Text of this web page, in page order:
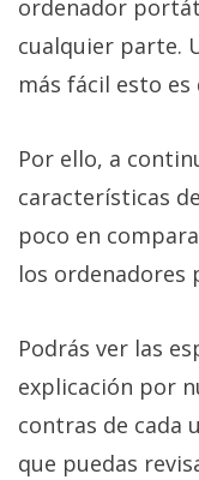
ordenador
cualquier parte.
más fácil esto es
Por ello, a
características
poco en
los ordenadores
Podrás ver las
explicación por
contras de cada
que puedas